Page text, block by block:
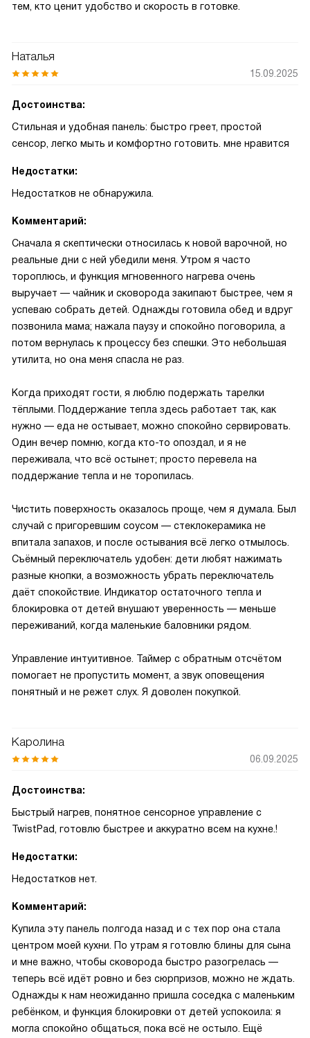
тем, кто ценит удобство и скорость в готовке.
Наталья
15.09.2025
Достоинства:
Стильная и удобная панель: быстро греет, простой
сенсор, легко мыть и комфортно готовить. мне нравится
Недостатки:
Недостатков не обнаружила.
Комментарий:
Сначала я скептически относилась к новой варочной, но
реальные дни с ней убедили меня. Утром я часто
тороплюсь, и функция мгновенного нагрева очень
выручает — чайник и сковорода закипают быстрее, чем я
успеваю собрать детей. Однажды готовила обед и вдруг
позвонила мама; нажала паузу и спокойно поговорила, а
потом вернулась к процессу без спешки. Это небольшая
утилита, но она меня спасла не раз.
Когда приходят гости, я люблю подержать тарелки
тёплыми. Поддержание тепла здесь работает так, как
нужно — еда не остывает, можно спокойно сервировать.
Один вечер помню, когда кто-то опоздал, и я не
переживала, что всё остынет; просто перевела на
поддержание тепла и не торопилась.
Чистить поверхность оказалось проще, чем я думала. Был
случай с пригоревшим соусом — стеклокерамика не
впитала запахов, и после остывания всё легко отмылось.
Съёмный переключатель удобен: дети любят нажимать
разные кнопки, а возможность убрать переключатель
даёт спокойствие. Индикатор остаточного тепла и
блокировка от детей внушают уверенность — меньше
переживаний, когда маленькие баловники рядом.
Управление интуитивное. Таймер с обратным отсчётом
помогает не пропустить момент, а звук оповещения
понятный и не режет слух. Я доволен покупкой.
Каролина
06.09.2025
Достоинства:
Быстрый нагрев, понятное сенсорное управление с
TwistPad, готовлю быстрее и аккуратно всем на кухне.!
Недостатки:
Недостатков нет.
Комментарий:
Купила эту панель полгода назад и с тех пор она стала
центром моей кухни. По утрам я готовлю блины для сына
и мне важно, чтобы сковорода быстро разогрелась —
теперь всё идёт ровно и без сюрпризов, можно не ждать.
Однажды к нам неожиданно пришла соседка с маленьким
ребёнком, и функция блокировки от детей успокоила: я
могла спокойно общаться, пока всё не остыло. Ещё